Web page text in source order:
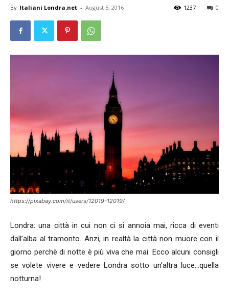
By Italiani Londra.net - August 5, 2016 0
1237
https://pixabay.com/it/users/12019-12019/
Londra: una città in cui non ci si annoia mai, ricca di eventi
dall’alba al tramonto. Anzi, in realtà la città non muore con il
giorno perchè di notte è più viva che mai. Ecco alcuni consigli
se volete vivere e vedere Londra sotto un’altra luce…quella
notturna!